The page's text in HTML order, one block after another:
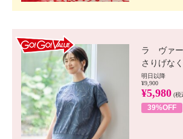
ラ ヴァ
さりげな
明日以降
¥9,900
¥5,980 (税
39%OFF